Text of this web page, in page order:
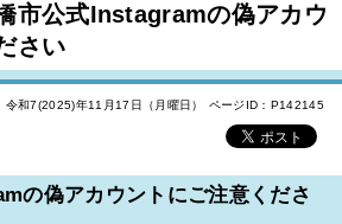
市公式Instagramの偽アカウ
さい
令和7(2025)年11月17日（月曜日） ページID：P142145
の偽アカウントにご注意くださ